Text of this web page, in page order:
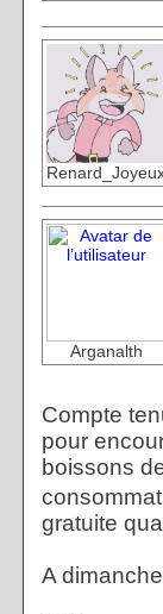
Arganalth
Compte
pour
boissons
gratuite
A